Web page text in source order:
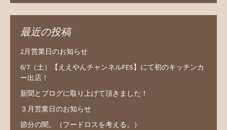
最近の投稿
2月営業日のお知らせ
6/7（土）【ええやんチャンネルFES】にて初のキッチンカ
ー出店！
新聞とブログに取り上げて頂きました！
３月営業日のお知らせ
節分の闇。（フードロスを考える。）